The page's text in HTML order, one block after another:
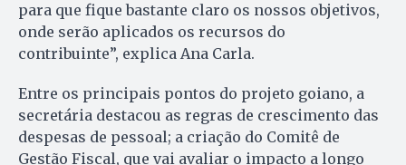
para que fique bastante claro os nossos objetivos,
onde serão aplicados os recursos do
contribuinte”, explica Ana Carla.
Entre os principais pontos do projeto goiano, a
secretária destacou as regras de crescimento das
despesas de pessoal; a criação do Comitê de
Gestão Fiscal, que vai avaliar o impacto a longo